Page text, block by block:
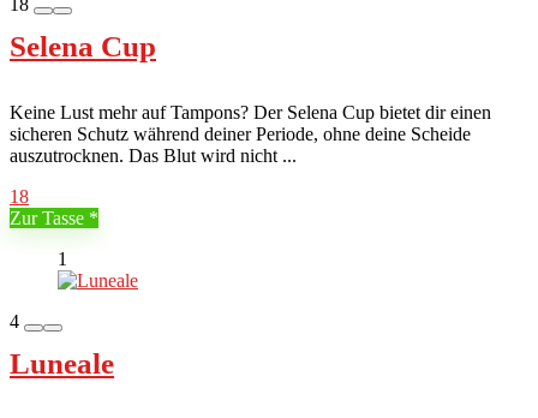
18
Selena Cup
Keine Lust mehr auf Tampons? Der Selena Cup bietet dir einen
sicheren Schutz während deiner Periode, ohne deine Scheide
auszutrocknen. Das Blut wird nicht ...
18
Zur Tasse
1
4
Luneale